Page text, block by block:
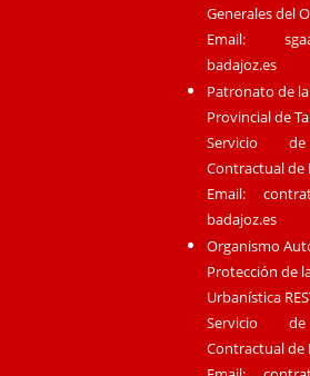
Generales del
Email:
badajoz.es
Patronato de la
Provincial de
Servicio
Contractual de
Email:
badajoz.es
Organismo
Protección de
Urbanística
Servicio
Contractual de